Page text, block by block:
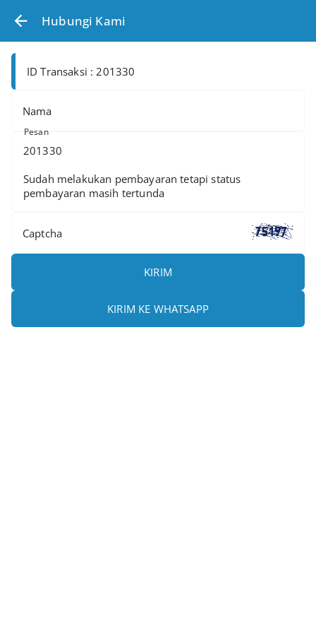
Hubungi Kami
ID Transaksi : 201330
Nama
Pesan
Captcha
KIRIM
KIRIM KE WHATSAPP